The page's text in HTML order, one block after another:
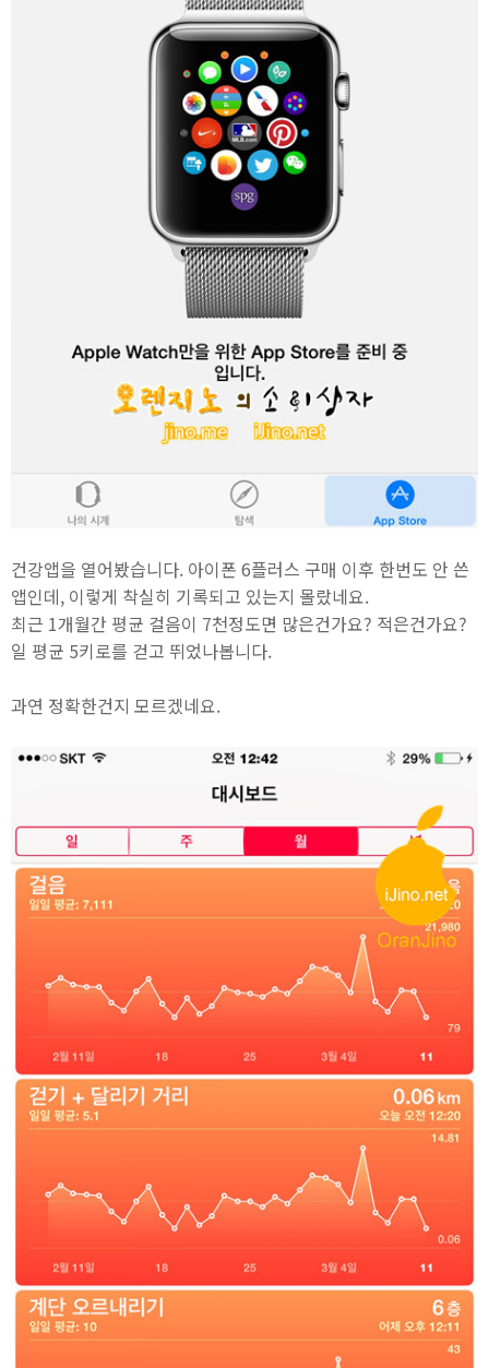
건강앱을 열어봤습니다. 아이폰 6플러스 구매 이후 한번도 안 쓴
앱인데, 이렇게 착실히 기록되고 있는지 몰랐네요.
최근 1개월간 평균 걸음이 7천정도면 많은건가요? 적은건가요?
일 평균 5키로를 걷고 뛰었나봅니다.
과연 정확한건지 모르겠네요.